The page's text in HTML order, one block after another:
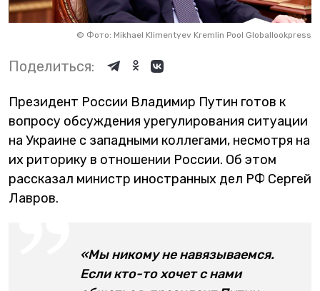
© Фото: Mikhael Klimentyev Kremlin Pool Globallookpress
Поделиться:
Президент России Владимир Путин готов к
вопросу обсуждения урегулирования ситуации
на Украине с западными коллегами, несмотря на
их риторику в отношении России. Об этом
рассказал министр иностранных дел РФ Сергей
Лавров.
«Мы никому не навязываемся.
Если кто-то хочет с нами